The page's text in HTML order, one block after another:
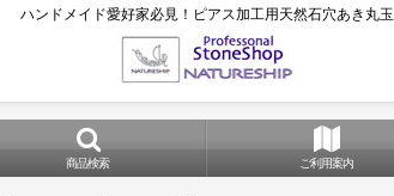
ハンドメイド愛好家必見！ピアス加工用天然石穴あき丸玉
商品検索 ご利用案内